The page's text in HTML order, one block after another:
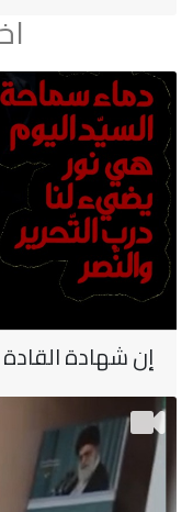
إن شهادة القادة